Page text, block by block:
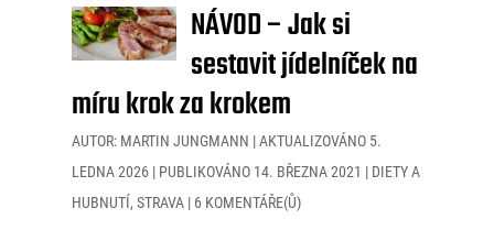
NÁVOD – Jak si
sestavit jídelníček na
míru krok za krokem
AUTOR: MARTIN JUNGMANN |AKTUALIZOVÁNO 5.
LEDNA 2026 | PUBLIKOVÁNO 14. BŘEZNA 2021 | DIETY A
HUBNUTÍ, STRAVA| 6 KOMENTÁŘE(Ů)